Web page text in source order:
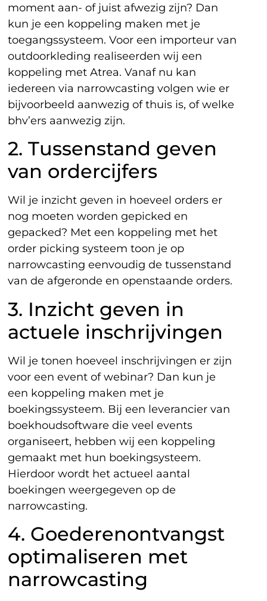
moment aan- of juist afwezig zijn? Dan
kun je een koppeling maken met je
toegangssysteem. Voor een importeur van
outdoorkleding realiseerden wij een
koppeling met Atrea. Vanaf nu kan
iedereen via narrowcasting volgen wie er
bijvoorbeeld aanwezig of thuis is, of welke
bhv’ers aanwezig zijn.
2. Tussenstand geven
van ordercijfers
Wil je inzicht geven in hoeveel orders er
nog moeten worden gepicked en
gepacked? Met een koppeling met het
order picking systeem toon je op
narrowcasting eenvoudig de tussenstand
van de afgeronde en openstaande orders.
3. Inzicht geven in
actuele inschrijvingen
Wil je tonen hoeveel inschrijvingen er zijn
voor een event of webinar? Dan kun je
een koppeling maken met je
boekingssysteem. Bij een leverancier van
boekhoudsoftware die veel events
organiseert, hebben wij een koppeling
gemaakt met hun boekingsysteem.
Hierdoor wordt het actueel aantal
boekingen weergegeven op de
narrowcasting.
4. Goederenontvangst
optimaliseren met
narrowcasting